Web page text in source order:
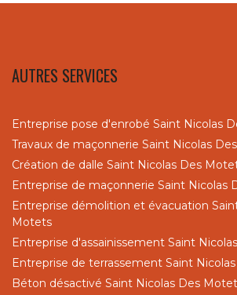
AUTRES SERVICES
Entreprise pose d'enrobé Saint Nicolas
Travaux de maçonnerie Saint Nicolas
Création de dalle Saint Nicolas Des
Entreprise de maçonnerie Saint Nicolas
Entreprise démolition et évacuation
Motets
Entreprise d'assainissement Saint
Entreprise de terrassement Saint
Béton désactivé Saint Nicolas Des